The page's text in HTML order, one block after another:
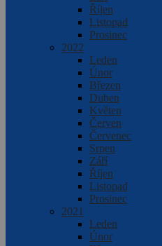
Říjen
Listopad
Prosinec
2022
Leden
Únor
Březen
Duben
Květen
Červen
Červenec
Srpen
Září
Říjen
Listopad
Prosinec
2021
Leden
Únor